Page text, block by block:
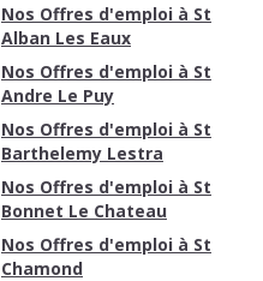
Nos Offres d'emploi à St
Alban Les Eaux
Nos Offres d'emploi à St
Andre Le Puy
Nos Offres d'emploi à St
Barthelemy Lestra
Nos Offres d'emploi à St
Bonnet Le Chateau
Nos Offres d'emploi à St
Chamond